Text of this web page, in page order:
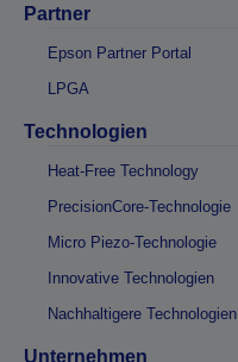
Partner
Epson Partner Portal
LPGA
Technologien
Heat-Free Technology
PrecisionCore-Technologie
Micro Piezo-Technologie
Innovative Technologien
Nachhaltigere Technologien
Unternehmen